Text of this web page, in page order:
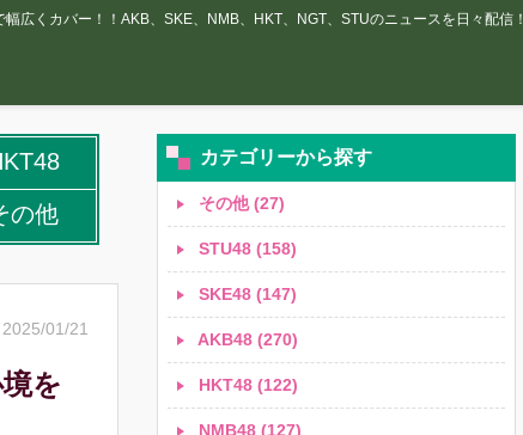
広くカバー！！AKB、SKE、NMB、HKT、NGT、STUのニュースを日々配信！
の他
2025/01/21
を
カテゴリーから探す
その他 (27)
STU48 (158)
SKE48 (147)
AKB48 (270)
HKT48 (122)
NMB48 (127)